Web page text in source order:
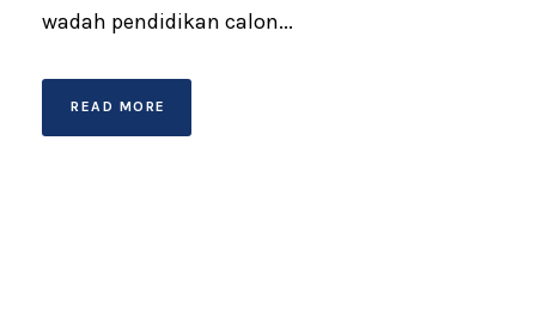
wadah pendidikan calon...
READ MORE